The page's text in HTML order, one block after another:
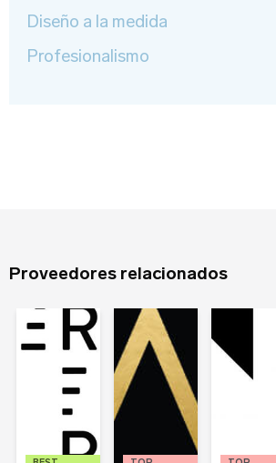
Diseño a la medida
Profesionalismo
Proveedores relacionados
Edad
Recuerdame